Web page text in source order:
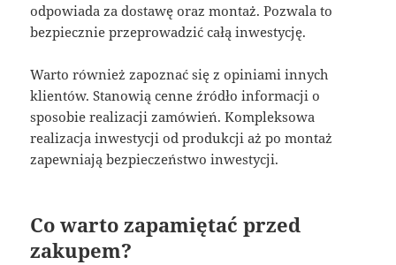
odpowiada za dostawę oraz montaż. Pozwala to
bezpiecznie przeprowadzić całą inwestycję.
Warto również zapoznać się z opiniami innych
klientów. Stanowią cenne źródło informacji o
sposobie realizacji zamówień. Kompleksowa
realizacja inwestycji od produkcji aż po montaż
zapewniają bezpieczeństwo inwestycji.
Co warto zapamiętać przed
zakupem?